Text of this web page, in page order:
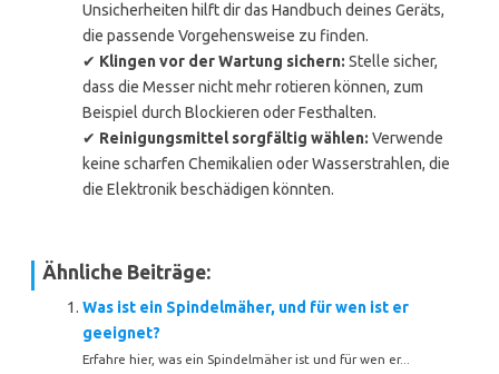
Unsicherheiten hilft dir das Handbuch deines Geräts,
die passende Vorgehensweise zu finden.
✔ Klingen vor der Wartung sichern: Stelle sicher,
dass die Messer nicht mehr rotieren können, zum
Beispiel durch Blockieren oder Festhalten.
✔ Reinigungsmittel sorgfältig wählen: Verwende
keine scharfen Chemikalien oder Wasserstrahlen, die
die Elektronik beschädigen könnten.
Ähnliche Beiträge:
Was ist ein Spindelmäher, und für wen ist er
geeignet?
Erfahre hier, was ein Spindelmäher ist und für wen er...